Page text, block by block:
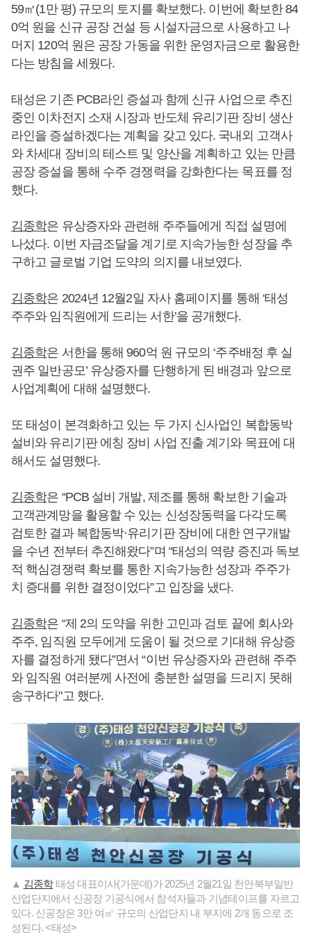
59㎡(1만 평) 규모의 토지를 확보했다. 이번에 확보한 84
0억 원을 신규 공장 건설 등 시설자금으로 사용하고 나
머지 120억 원은 공장 가동을 위한 운영자금으로 활용한
다는 방침을 세웠다.
태성은 기존 PCB라인 증설과 함께 신규 사업으로 추진
중인 이차전지 소재 시장과 반도체 유리기판 장비 생산
라인을 증설하겠다는 계획을 갖고 있다. 국내외 고객사
와 차세대 장비의 테스트 및 양산을 계획하고 있는 만큼
공장 증설을 통해 수주 경쟁력을 강화한다는 목표를 정
했다.
김종학은 유상증자와 관련해 주주들에게 직접 설명에
나섰다. 이번 자금조달을 계기로 지속가능한 성장을 추
구하고 글로벌 기업 도약의 의지를 내보였다.
김종학은 2024년 12월2일 자사 홈페이지를 통해 ‘태성
주주와 임직원에게 드리는 서한’을 공개했다.
김종학은 서한을 통해 960억 원 규모의 ‘주주배정 후 실
권주 일반공모’ 유상증자를 단행하게 된 배경과 앞으로
사업계획에 대해 설명했다.
또 태성이 본격화하고 있는 두 가지 신사업인 복합동박
설비와 유리기판 에칭 장비 사업 진출 계기와 목표에 대
해서도 설명했다.
김종학은 “PCB 설비 개발, 제조를 통해 확보한 기술과
고객관계망을 활용할 수 있는 신성장동력을 다각도록
검토한 결과 복합동박·유리기판 장비에 대한 연구개발
을 수년 전부터 추진해왔다”며 “태성의 역량 증진과 독보
적 핵심경쟁력 확보를 통한 지속가능한 성장과 주주가
치 증대를 위한 결정이었다”고 입장을 냈다.
김종학은 “제 2의 도약을 위한 고민과 검토 끝에 회사와
주주, 임직원 모두에게 도움이 될 것으로 기대해 유상증
자를 결정하게 됐다”면서 “이번 유상증자와 관련해 주주
와 임직원 여러분께 사전에 충분한 설명을 드리지 못해
송구하다"고 했다.
▲ 김종학태성 대표이사(가운데)가 2025년 2월21일 천안북부일반
산업단지에서 신공장 기공식에서 참석자들과 기념테이프를 자르고
있다. 신공장은 3만 여㎡ 규모의 산업단지 내 부지에 2개 동으로 조
성된다. <태성>